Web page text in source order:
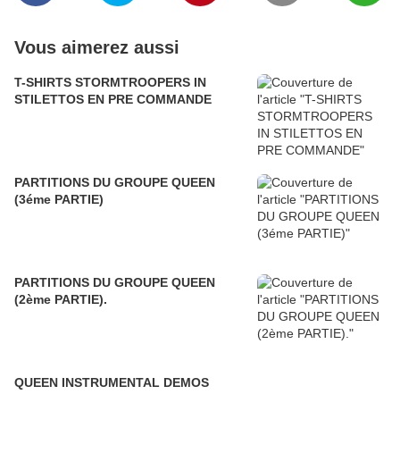
Vous aimerez aussi
T-SHIRTS STORMTROOPERS IN
STILETTOS EN PRE COMMANDE
PARTITIONS DU GROUPE QUEEN
(3éme PARTIE)
PARTITIONS DU GROUPE QUEEN
(2ème PARTIE).
QUEEN INSTRUMENTAL DEMOS